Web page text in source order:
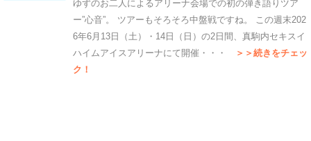
ゆずのお二人によるアリーナ会場での初の弾き語りツア
ー”心音”。 ツアーもそろそろ中盤戦ですね。 この週末202
6年6月13日（土）・14日（日）の2日間、真駒内セキスイ
ハイムアイスアリーナにて開催・・・
＞＞続きをチェッ
ク！